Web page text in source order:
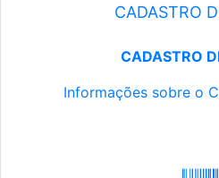
CADASTRO
CADASTRO
Informações sobre o